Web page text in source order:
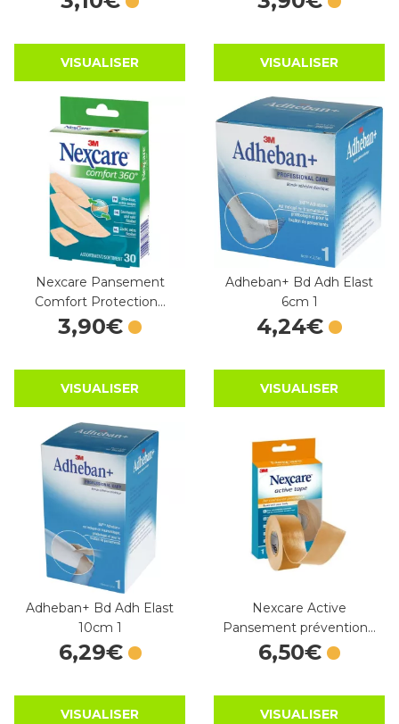
VISUALISER VISUALISER
Nexcare Pansement
Comfort Protection…
3,90€
VISUALISER
Adheban+ Bd Adh Elast
6cm 1
4,24€
VISUALISER
Adheban+ Bd Adh Elast
10cm 1
6,29€
VISUALISER
Nexcare Active
Pansement prévention…
6,50€
VISUALISER